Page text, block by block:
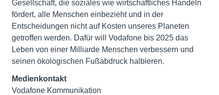
Gesellschaft, die soziales wie wirtschaftliches Handeln
fördert, alle Menschen einbezieht und in der
Entscheidungen nicht auf Kosten unseres Planeten
getroffen werden. Dafür will Vodafone bis 2025 das
Leben von einer Milliarde Menschen verbessern und
seinen ökologischen Fußabdruck halbieren.
Medienkontakt
Vodafone Kommunikation